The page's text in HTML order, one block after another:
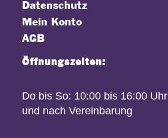
Datenschutz
Mein Konto
AGB
Öffnungszeiten:
Do bis So: 10:00 bis 16:00 Uhr
und nach Vereinbarung